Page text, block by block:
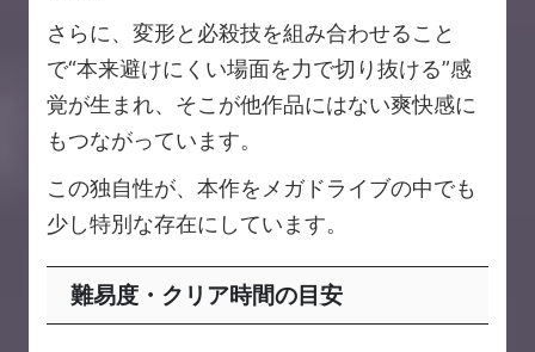
さらに、変形と必殺技を組み合わせること
で“本来避けにくい場面を力で切り抜ける”感
覚が生まれ、そこが他作品にはない爽快感に
もつながっています。
この独自性が、本作をメガドライブの中でも
少し特別な存在にしています。
難易度・クリア時間の目安